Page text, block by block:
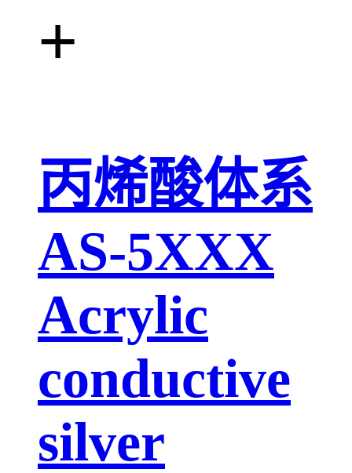
+
丙烯酸体系
AS-5XXX
Acrylic
conductive
silver